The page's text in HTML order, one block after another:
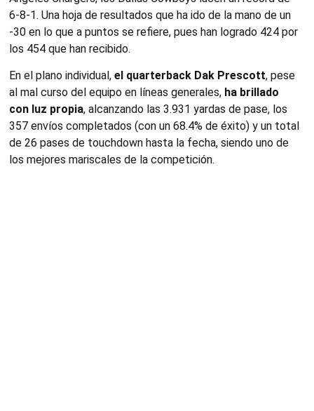
6-8-1. Una hoja de resultados que ha ido de la mano de un
-30 en lo que a puntos se refiere, pues han logrado 424 por
los 454 que han recibido.
En el plano individual, el quarterback Dak Prescott, pese
al mal curso del equipo en líneas generales, ha brillado
con luz propia, alcanzando las 3.931 yardas de pase, los
357 envíos completados (con un 68.4% de éxito) y un total
de 26 pases de touchdown hasta la fecha, siendo uno de
los mejores mariscales de la competición.